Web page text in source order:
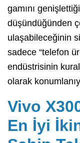
gamını
düşündüğünden
ulaşabileceğinin
sadece “telefon
endüstrisinin
olarak
Vivo
En İyi